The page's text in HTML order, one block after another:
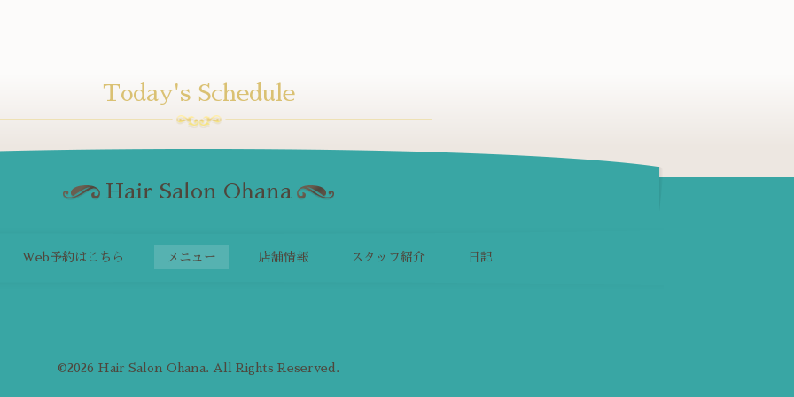
Today's Schedule
Hair Salon Ohana
Web予約はこちら メニュー 店舗情報 スタッフ紹介 日記
©2026 Hair Salon Ohana. All Rights Reserved.